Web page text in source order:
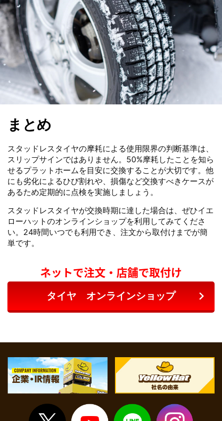
まとめ
スタッドレスタイヤの摩耗による使用限界の判断基準は、
スリップサインではありません。50%摩耗したことを知ら
せるプラットホームを目安に交換することが大切です。他
にも劣化によるひび割れや、損傷など交換すべきケースが
あるため定期的に点検を実施しましょう。
スタッドレスタイヤが交換時期に達した場合は、ぜひイエ
ローハットのオンラインショップを利用してみてくださ
い。24時間いつでも利用でき、注文から取付けまでが簡
単です。
ネットで注文・店舗で取付け
タイヤ オンラインショップ